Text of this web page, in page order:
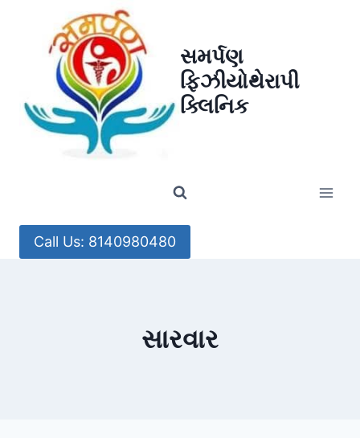
સમર્પણ
ફિઝીયોથેરાપી
ક્લિનિક
Call Us: 8140980480
સારવાર